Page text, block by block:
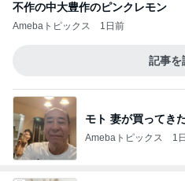
不作の中大豊作のピンクレモン
Amebaトピックス 1日前
記事を
モト 妻が買ってき
Amebaトピックス 1